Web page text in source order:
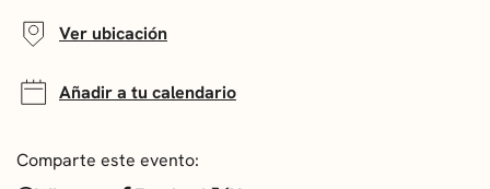
Ver ubicación
Añadir a tu calendario
Comparte este evento: